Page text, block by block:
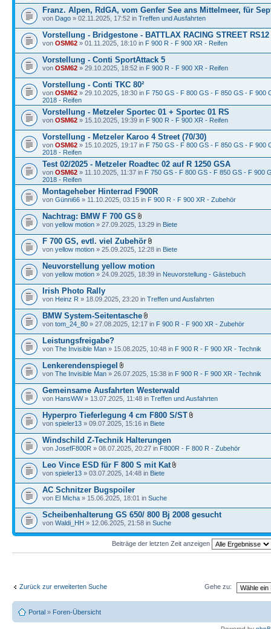
Franz. Alpen, RdGA, vom Genfer See ans Mittelmeer, für
von Dago » 02.11.2025, 17:52 in Treffen und Ausfahrten
Vorstellung - Bridgestone - BATTLAX RACING STREET RS12
von OSM62 » 01.11.2025, 18:10 in F 900 R - F 900 XR - Reifen
Vorstellung - Conti SportAttack 5
von OSM62 » 29.10.2025, 18:52 in F 900 R - F 900 XR - Reifen
Vorstellung - Conti TKC 80²
von OSM62 » 29.10.2025, 18:30 in F 750 GS - F 800 GS - F 850 GS - F 900
2018 - Reifen
Vorstellung - Metzeler Sportec 01 + Sportec 01 RS
von OSM62 » 15.10.2025, 19:39 in F 900 R - F 900 XR - Reifen
Vorstellung - Metzeler Karoo 4 Street (70/30)
von OSM62 » 15.10.2025, 19:17 in F 750 GS - F 800 GS - F 850 GS - F 900
2018 - Reifen
Test 02/2025 - Metzeler Roadtec 02 auf R 1250 GSA
von OSM62 » 11.10.2025, 11:37 in F 750 GS - F 800 GS - F 850 GS - F 900
2018 - Reifen
Montageheber Hinterrad F900R
von Günni66 » 11.10.2025, 03:15 in F 900 R - F 900 XR - Zubehör
Nachtrag: BMW F 700 GS
von yellow motion » 27.09.2025, 13:29 in Biete
F 700 GS, evtl. viel Zubehör
von yellow motion » 25.09.2025, 12:28 in Biete
Neuvorstellung yellow motion
von yellow motion » 24.09.2025, 18:39 in Neuvorstellung - Gästebuch
Irish Photo Rally
von Heinz R » 18.09.2025, 23:20 in Treffen und Ausfahrten
BMW System-Seitentasche
von tom_24_80 » 27.08.2025, 12:17 in F 900 R - F 900 XR - Zubehör
Leistungsfreigabe?
von The Invisible Man » 15.08.2025, 10:48 in F 900 R - F 900 XR - Technik
Lenkerendenspiegel
von The Invisible Man » 26.07.2025, 15:38 in F 900 R - F 900 XR - Technik
Gemeinsame Ausfahrten Westerwald
von HansWW» 13.07.2025, 11:48 in Treffen und Ausfahrten
Hyperpro Tieferlegung 4 cm F800 S/ST
von spieler13 » 09.07.2025, 15:16 in Biete
Windschild Z-Technik Halterungen
von JosefF800R » 08.07.2025, 20:27 in F800R - F 800 R - Zubehör
Leo Vince ESD für F 800 S mit Kat
von spieler13 » 03.07.2025, 14:48 in Biete
AC Schnitzer Bugspoiler
von El Micha » 15.06.2025, 18:01 in Suche
Scheibenhalterung GS 650/ 800 Bj 2008 gesucht
von Waldi_HH » 12.06.2025, 21:58 in Suche
Beiträge der letzten Zeit anzeigen
Zurück zur erweiterten Suche Gehe zu:
Portal » Foren-Übersicht